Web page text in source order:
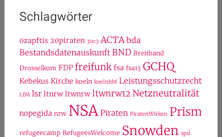
Schlagwörter
0zapftis 20piraten 30c3 ACTA bda
Bestandsdatenauskunft BND Breitband
Drosselkom FDP freifunk fsa fsa13 GCHQ
Kebekus Kirche koeln koelnhbf Leistungsschutzrecht
LfM lsr ltnrw ltwnrw ltwnrw12 Netzneutralität
nopegida nrw NSA Piraten PiratenWirken Prism
refugeecamp RefugeesWelcome Snowden spd